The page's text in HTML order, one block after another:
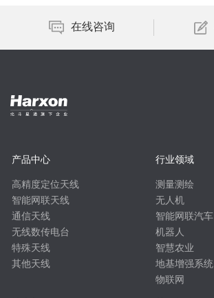
在线咨询
产品中心
高精度定位天线
智能网联天线
通信天线
无线数传电台
特殊天线
其他天线
行业领域
测量测绘
无人机
智能网联汽车
机器人
智慧农业
地基增强系统
物联网